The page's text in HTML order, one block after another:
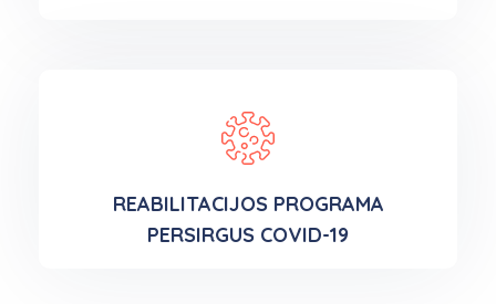
REABILITACIJOS PROGRAMA
PERSIRGUS COVID-19